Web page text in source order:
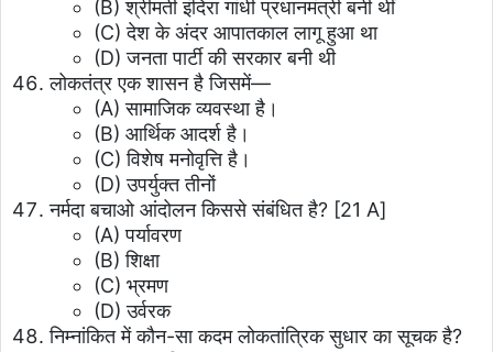
(B) श्रीमती इंदिरा गांधी प्रधानमंत्री बनी थीं
(C) देश के अंदर आपातकाल लागू हुआ था
(D) जनता पार्टी की सरकार बनी थी
लोकतंत्र एक शासन है जिसमें—
(A) सामाजिक व्यवस्था है।
(B) आर्थिक आदर्श है।
(C) विशेष मनोवृत्ति है।
(D) उपर्युक्त तीनों
नर्मदा बचाओ आंदोलन किससे संबंधित है? [21 A]
(A) पर्यावरण
(B) शिक्षा
(C) भ्रमण
(D) उर्वरक
निम्नांकित में कौन-सा कदम लोकतांत्रिक सुधार का सूचक है?